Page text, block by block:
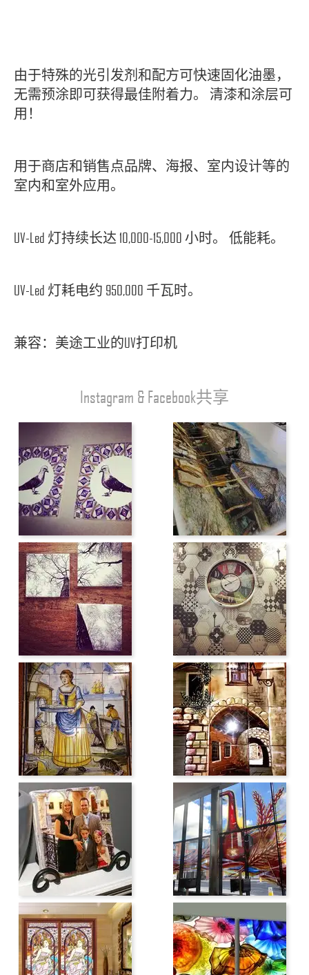
由于特殊的光引发剂和配方可快速固化油墨，
无需预涂即可获得最佳附着力。 清漆和涂层可
用！
用于商店和销售点品牌、海报、室内设计等的
室内和室外应用。
UV-Led 灯持续长达 10,000-15,000 小时。 低能耗。
UV-Led 灯耗电约 950,000 千瓦时。
兼容：美途工业的UV打印机
Instagram & Facebook共享